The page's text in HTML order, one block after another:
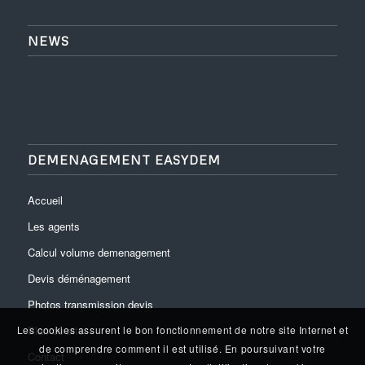
NEWS
DEMENAGEMENT EASYDEM
Accueil
Les agents
Calcul volume demenagement
Devis déménagement
Photos transmission devis
Plan du site
Contact
Les cookies assurent le bon fonctionnement de notre site Internet et
de comprendre comment il est utilisé. En poursuivant votre